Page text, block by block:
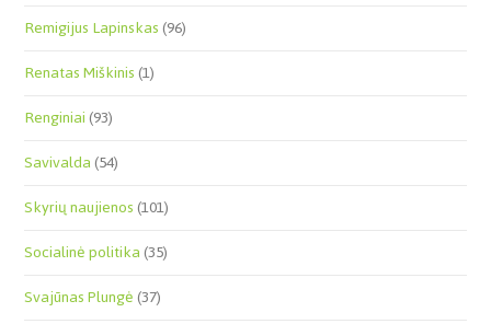
Remigijus Lapinskas(96)
Renatas Miškinis(1)
Renginiai(93)
Savivalda(54)
Skyrių naujienos(101)
Socialinė politika(35)
Svajūnas Plungė(37)